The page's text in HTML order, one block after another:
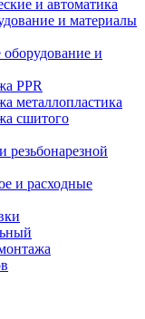
и автоматика
и материалы
и
PPR
металлопластика
сшитого
резьбонарезной
и расходные